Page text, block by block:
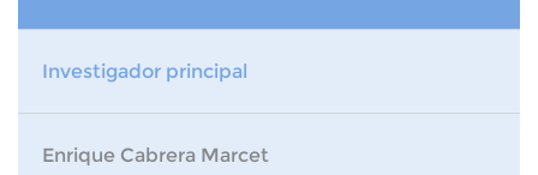
Investigador principal
Enrique Cabrera Marcet